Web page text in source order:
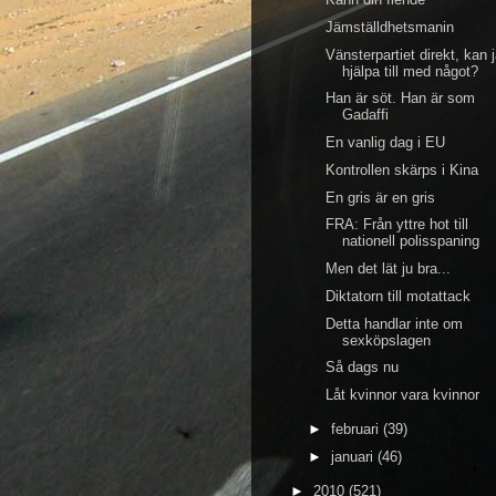
Jämställdhetsmanin
Vänsterpartiet direkt, kan
hjälpa till med något?
Han är söt. Han är som
Gadaffi
En vanlig dag i EU
Kontrollen skärps i Kina
En gris är en gris
FRA: Från yttre hot till
nationell polisspaning
Men det lät ju bra...
Diktatorn till motattack
Detta handlar inte om
sexköpslagen
Så dags nu
Låt kvinnor vara kvinnor
► februari (39)
► januari (46)
► 2010 (521)